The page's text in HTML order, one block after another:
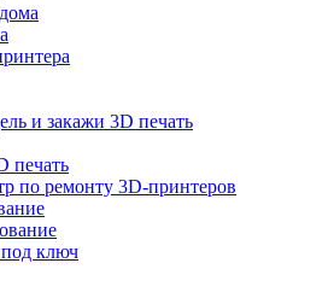
и закажи 3D печать
печать
по ремонту 3D-принтеров
ключ